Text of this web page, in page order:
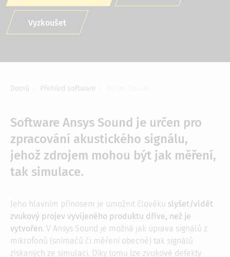
Vyzkoušet
Drobečková
Domů Přehled software
Software Ansys Sound je určen pro
zpracování akustického signálu,
jehož zdrojem mohou být jak měření,
tak simulace.
Jeho hlavním přínosem je umožnit člověku slyšet/vidět
zvukový projev vyvíjeného produktu dříve, než je
vytvořen. V Ansys Sound je možná jak úprava signálů z
mikrofonů (snímačů či měření obecně) tak signálů
získaných ze simulací. Díky tomu lze zvukové defekty